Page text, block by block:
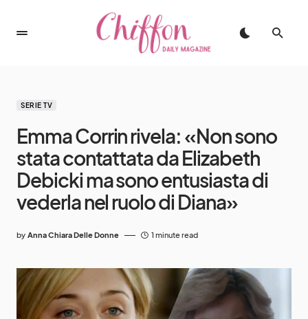
SERIE TV
Emma Corrin rivela: «Non sono
stata contattata da Elizabeth
Debicki ma sono entusiasta di
vederla nel ruolo di Diana»
by Anna Chiara Delle Donne 1 minute read